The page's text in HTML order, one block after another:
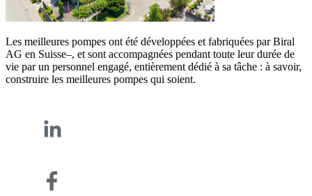
Les meilleures pompes ont été développées et fabriquées par Biral
AG en Suisse–, et sont accompagnées pendant toute leur durée de
vie par un personnel engagé, entièrement dédié à sa tâche : à savoir,
construire les meilleures pompes qui soient.